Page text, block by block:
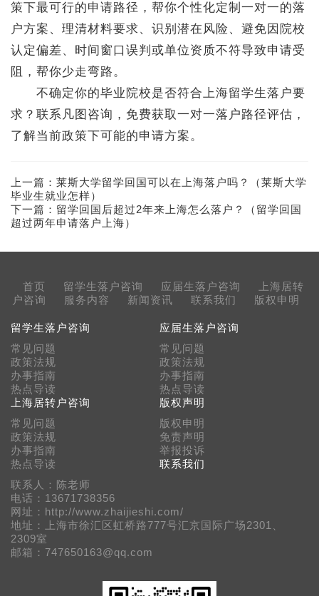
策下最可行的申请路径，帮你个性化定制一对一的落
户方案、理清材料要求、识别潜在风险、避免因院校
认定偏差、时间窗口误判或单位资质不符导致申请受
阻，帮你少走弯路。
不确定你的毕业院校是否符合上海留学生落户要
求？联系凡图咨询，免费获取一对一落户路径评估，
了解当前政策下可能的申请方案。
上一篇： 莱斯大学留学回国可以在上海落户吗？（莱斯大学
毕业生就业怎样）
下一篇： 留学回国后超过2年来上海怎么落户？（留学回国
超过两年申请落户上海）
首页 留学生落户咨询 应届生落户咨询
上海居转
户咨询
服务内容 新闻资讯 联系我们 版权申明
留学生落户咨询
常见问题
政策法规
办事指南
热点导读
应届生落户咨询
常见问题
政策法规
办事指南
热点导读
上海居转户咨询
常见问题
政策法规
办事指南
热点导读
版权声明
版权申明
免责声明
举报投诉
联系我们
联系人：陈老师
电话：13671738356
网址：http://www.zhaijieshi.com/
地址：上海市徐汇区虹桥路777号汇京国际广场2301、
2309室
邮箱：747650163@qq.com